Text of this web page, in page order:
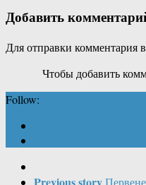
Добавить
Для отправки комментария
Чтобы добавить
Follow:
Previous story